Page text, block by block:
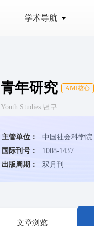
学术导航
青年研究 AMI核心
Youth Studies 년구
主管单位： 中国社会科学院
国际刊号：
1008-1437
出版周期：
双月刊
文章浏览